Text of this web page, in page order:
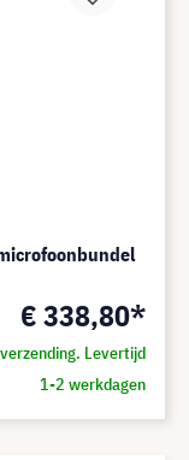
€ 338,80*
Levertijd
1-2 werkdagen